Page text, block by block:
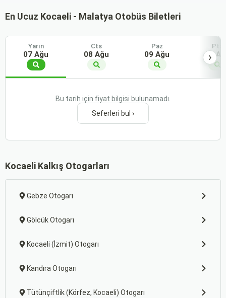
En Ucuz Kocaeli - Malatya Otobüs Biletleri
Yarın
07 Ağu
Cts
08 Ağu
Paz
09 Ağu
Pts
10
›
Bu tarih için fiyat bilgisi bulunamadı.
Seferleri bul ›
Kocaeli Kalkış Otogarları
Gebze Otogarı
Gölcük Otogarı
Kocaeli (İzmit) Otogarı
Kandıra Otogarı
Tütünçiftlik (Körfez, Kocaeli) Otogarı